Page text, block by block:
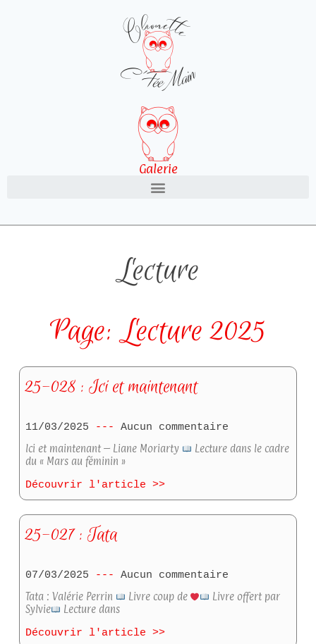
Galerie
Lecture
Page: Lecture 2025
25-028 : Ici et maintenant
11/03/2025
Aucun commentaire
Ici et maintenant – Liane Moriarty
Lecture dans le cadre
du « Mars au féminin »
Découvrir l'article >>
25-027 : Tata
07/03/2025
Aucun commentaire
Tata : Valérie Perrin
Livre coup de
Livre offert par
Sylvie
Lecture dans
Découvrir l'article >>